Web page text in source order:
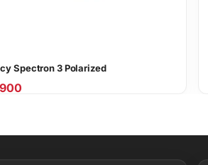
Spectron 3 Polarized